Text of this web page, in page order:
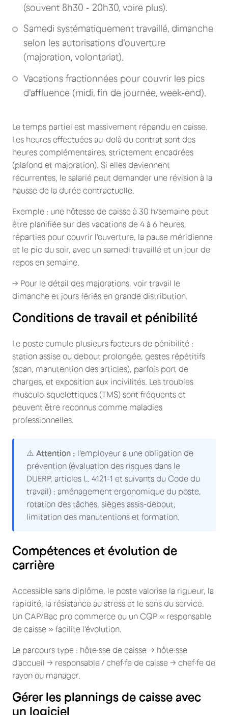
(souvent 8h30 - 20h30, voire plus).
Samedi systématiquement travaillé, dimanche
selon les autorisations d'ouverture
(majoration, volontariat).
Vacations fractionnées pour couvrir les pics
d'affluence (midi, fin de journée, week-end).
Le temps partiel est massivement répandu en caisse.
Les heures effectuées au-delà du contrat sont des
heures complémentaires, strictement encadrées
(plafond et majoration). Si elles deviennent
récurrentes, le salarié peut demander une révision à la
hausse de la durée contractuelle.
Exemple : une hôtesse de caisse à 30 h/semaine peut
être planifiée sur des vacations de 4 à 6 heures,
réparties pour couvrir l'ouverture, la pause méridienne
et le pic du soir, avec un samedi travaillé et un jour de
repos en semaine.
→ Pour le détail des majorations, voir travail le
dimanche et jours fériés en grande distribution.
Conditions de travail et pénibilité
Le poste cumule plusieurs facteurs de pénibilité :
station assise ou debout prolongée, gestes répétitifs
(scan, manutention des articles), parfois port de
charges, et exposition aux incivilités. Les troubles
musculo-squelettiques (TMS) sont fréquents et
peuvent être reconnus comme maladies
professionnelles.
⚠️ Attention : l'employeur a une obligation de
prévention (évaluation des risques dans le
DUERP, articles L. 4121-1 et suivants du Code du
travail) : aménagement ergonomique du poste,
rotation des tâches, sièges assis-debout,
limitation des manutentions et formation.
Compétences et évolution de
carrière
Accessible sans diplôme, le poste valorise la rigueur, la
rapidité, la résistance au stress et le sens du service.
Un CAP/Bac pro commerce ou un CQP « responsable
de caisse » facilite l'évolution.
Le parcours type : hôte·sse de caisse → hôte·sse
d'accueil → responsable / chef·fe de caisse → chef·fe de
rayon ou manager.
Gérer les plannings de caisse avec
un logiciel